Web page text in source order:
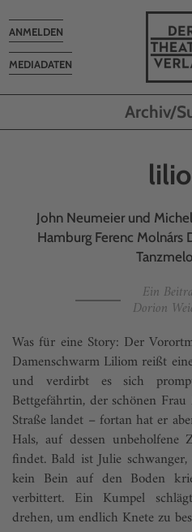
MEDIADATEN
Toggle
navigation
ANMELDEN
Archiv/
John Neumeier und
Hamburg Ferenc Molnárs
Ein
Dorion
Was für eine Story: Der
Damenschwarm Liliom reißt
und verdirbt es sich
Bettgefährtin, der schönen
Straße landet – fortan hat er
Hals, auf dessen
findet. Bald ist Julie
kein Bein auf den Boden
verbittert. Ein Kumpel
drehen, um endlich Knete zu